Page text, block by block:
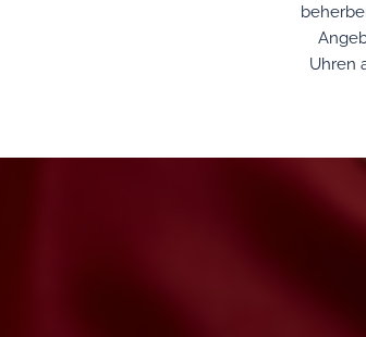
Uhren